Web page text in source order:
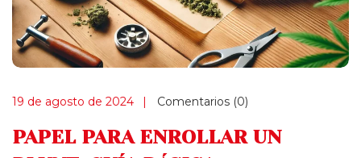
19 de agosto de 2024 Comentarios (0)
PAPEL PARA ENROLLAR UN